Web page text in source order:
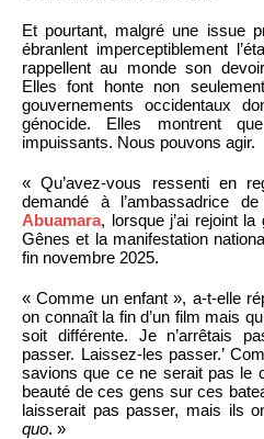
Et pourtant, malgré une issue
ébranlent imperceptiblement
rappellent au monde son
Elles font honte non
gouvernements occidentaux
génocide. Elles montrent
impuissants. Nous pouvons agir.
« Qu’avez-vous ressenti en
demandé à l’ambassadrice
Abuamara, lorsque j’ai rejoint
Gênes et la manifestation
fin novembre 2025.
« Comme un enfant », a-t-elle
on connaît la fin d’un film mais
soit différente. Je n’arrêtais
passer. Laissez-les passer.’
savions que ce ne serait pas le
beauté de ces gens sur ces
laisserait pas passer, mais ils
quo. »